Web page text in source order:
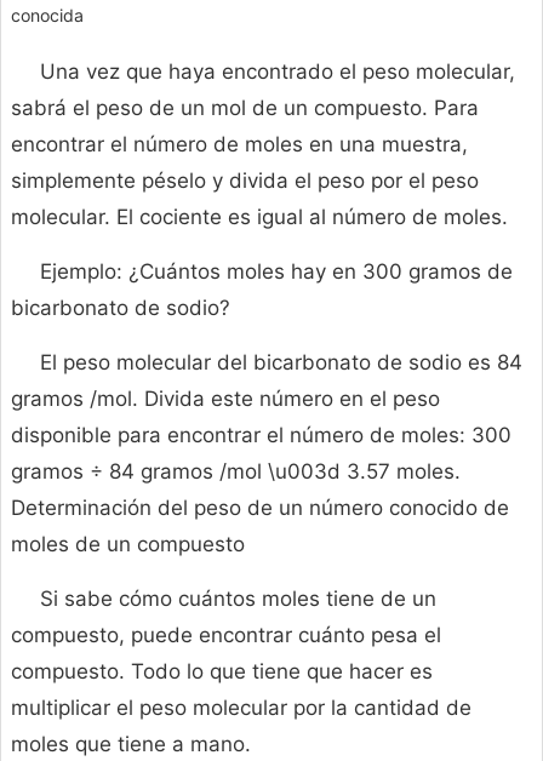
conocida
Una vez que haya encontrado el peso molecular,
sabrá el peso de un mol de un compuesto. Para
encontrar el número de moles en una muestra,
simplemente péselo y divida el peso por el peso
molecular. El cociente es igual al número de moles.
Ejemplo: ¿Cuántos moles hay en 300 gramos de
bicarbonato de sodio?
El peso molecular del bicarbonato de sodio es 84
gramos /mol. Divida este número en el peso
disponible para encontrar el número de moles: 300
gramos ÷ 84 gramos /mol \u003d 3.57 moles.
Determinación del peso de un número conocido de
moles de un compuesto
Si sabe cómo cuántos moles tiene de un
compuesto, puede encontrar cuánto pesa el
compuesto. Todo lo que tiene que hacer es
multiplicar el peso molecular por la cantidad de
moles que tiene a mano.